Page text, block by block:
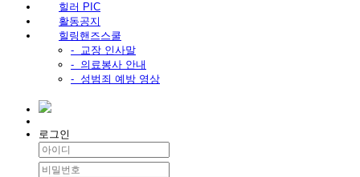
힐러 PIC
활동공지
힐링핸즈스쿨
- 교장 인사말
- 의료봉사 안내
- 성범죄 예방 영상
로그인